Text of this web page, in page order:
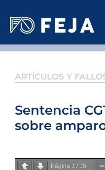
ARTÍCULOS Y
Sentencia
sobre
Página 1 / 15